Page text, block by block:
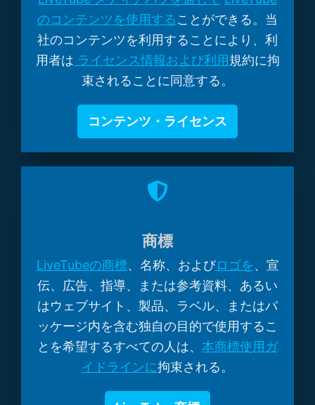
のコンテンツを使用することができる。当
社のコンテンツを利用することにより、利
用者は ライセンス情報および利用規約に拘
束されることに同意する。
コンテンツ・ライセンス
商標
LiveTubeの商標、名称、およびロゴを、宣
伝、広告、指導、または参考資料、あるい
はウェブサイト、製品、ラベル、またはパ
ッケージ内を含む独自の目的で使用するこ
とを希望するすべての人は、 本商標使用ガ
イドラインに拘束される。